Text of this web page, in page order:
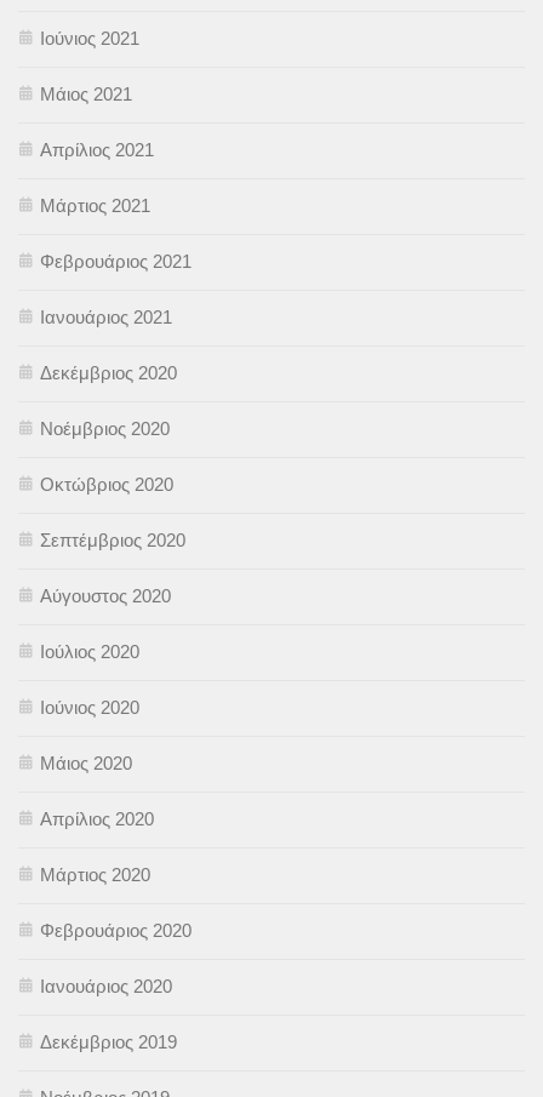
Ιούνιος 2021
Μάιος 2021
Απρίλιος 2021
Μάρτιος 2021
Φεβρουάριος 2021
Ιανουάριος 2021
Δεκέμβριος 2020
Νοέμβριος 2020
Οκτώβριος 2020
Σεπτέμβριος 2020
Αύγουστος 2020
Ιούλιος 2020
Ιούνιος 2020
Μάιος 2020
Απρίλιος 2020
Μάρτιος 2020
Φεβρουάριος 2020
Ιανουάριος 2020
Δεκέμβριος 2019